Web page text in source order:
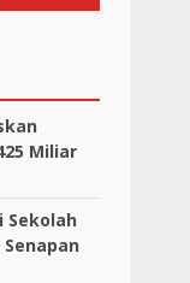
Miliar
Sekolah